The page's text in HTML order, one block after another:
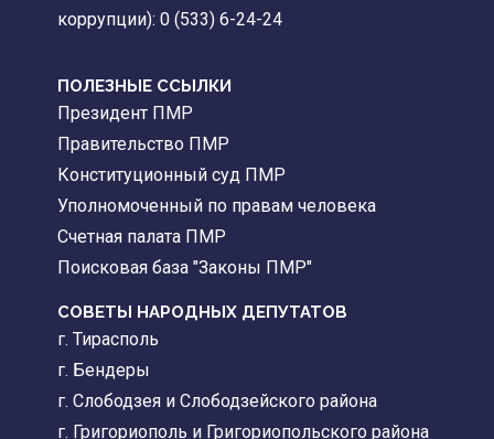
коррупции): 0 (533) 6-24-24
ПОЛЕЗНЫЕ ССЫЛКИ
Президент ПМР
Правительство ПМР
Конституционный суд ПМР
Уполномоченный по правам человека
Счетная палата ПМР
Поисковая база "Законы ПМР"
СОВЕТЫ НАРОДНЫХ ДЕПУТАТОВ
г. Тирасполь
г. Бендеры
г. Слободзея и Слободзейского района
г. Григориополь и Григориопольского района